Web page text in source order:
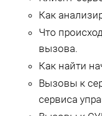
Как
Что
вызова.
Как найти
Вызовы к
сервиса